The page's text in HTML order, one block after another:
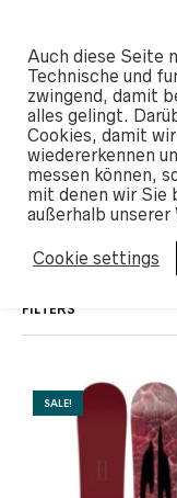
START/ PRODUKT
FILTERS
SALE!
Auch diese Seite
Technische und
zwingend, damit
alles gelingt.
Cookies, damit
wiedererkennen
messen können,
mit denen wir Sie
außerhalb unserer
Cookie settings